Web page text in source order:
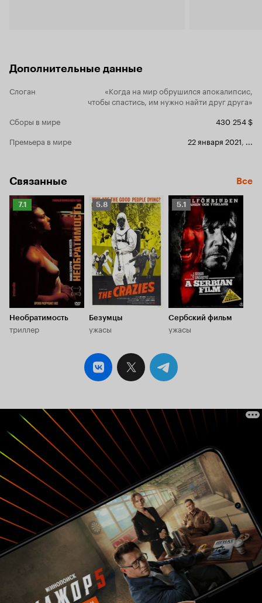
Дополнительные данные
Слоган
«Когда на мир обрушился апокалипсис,
чтобы спастись, им нужно найти друг друга»
Сборы в мире
430 254 $
Премьера в мире
22 января 2021
Связанные Все
Рейтинг
Кинопоиска
7.1
Необратимость
триллер
Рейтинг
Кинопоиска
5.8
5.8
Безумцы
ужасы
Рейтинг
Кинопоиска
5.1
5.1
Сербский фильм
ужасы